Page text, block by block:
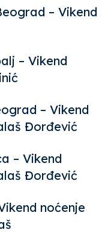
– Vikend
– Vikend
– Vikend
Đorđević
– Vikend
Đorđević
noćenje